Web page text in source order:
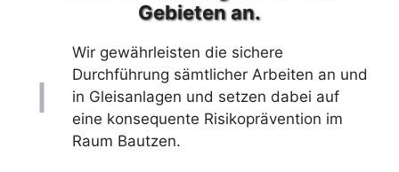
Gebieten an.
Wir gewährleisten die sichere
Durchführung sämtlicher Arbeiten an und
in Gleisanlagen und setzen dabei auf
eine konsequente Risikoprävention im
Raum Bautzen.